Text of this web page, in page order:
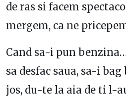
de ras si facem
mergem, ca ne
Cand sa-i pun
sa desfac saua, sa-i
jos, du-te la aia de ti l-